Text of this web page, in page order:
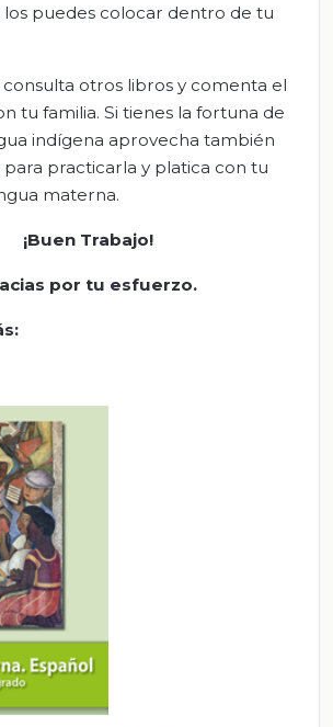
puedes colocar dentro de tu
consulta otros libros y comenta el
tu familia. Si tienes la fortuna de
indígena aprovecha también
practicarla y platica con tu
materna.
¡Buen Trabajo!
por tu esfuerzo.